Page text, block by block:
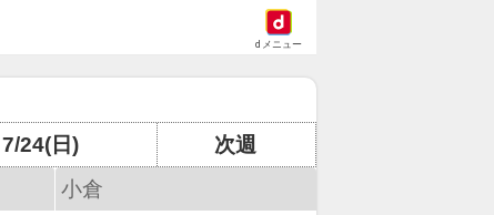
dメニュー
7/24(日)
次週
小倉